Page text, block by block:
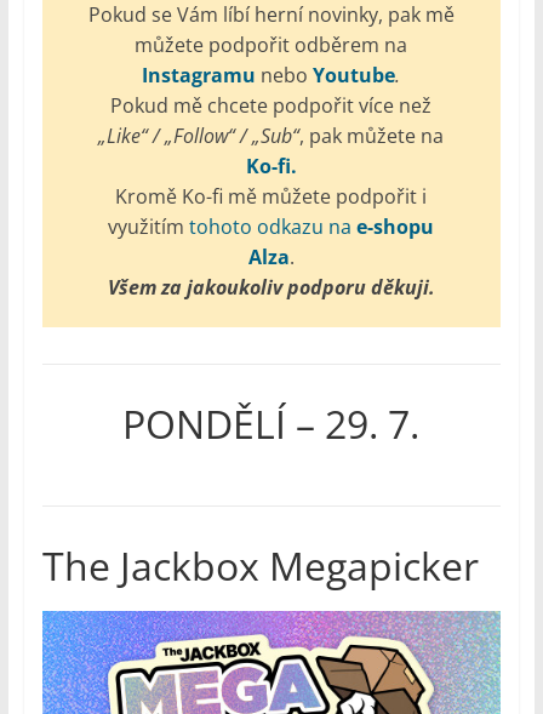
Pokud se Vám líbí herní novinky, pak mě
můžete podpořit odběrem na
Instagramu neboYoutube.
Pokud mě chcete podpořit více než
„Like“ / „Follow“ / „Sub“, pak můžete na
Ko-fi.
Kromě Ko-fi mě můžete podpořit i
využitímtohoto odkazu nae-shopu
Alza.
Všem za jakoukoliv podporu děkuji.
PONDĚLÍ – 29. 7.
The Jackbox Megapicker